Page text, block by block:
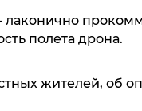
лаконично
полета дрона.
жителей, об